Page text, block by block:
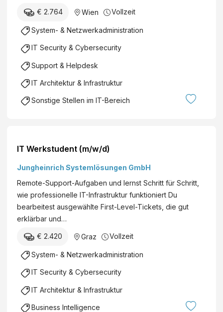
€ 2.764 Wien Vollzeit
System- & Netzwerkadministration
IT Security & Cybersecurity
Support & Helpdesk
IT Architektur & Infrastruktur
Sonstige Stellen im IT-Bereich
IT Werkstudent (m/w/d)
Jungheinrich Systemlösungen GmbH
Remote-Support-Aufgaben und lernst Schritt für Schritt,
wie professionelle IT-Infrastruktur funktioniert Du
bearbeitest ausgewählte First-Level-Tickets, die gut
erklärbar und…
€ 2.420 Graz Vollzeit
System- & Netzwerkadministration
IT Security & Cybersecurity
IT Architektur & Infrastruktur
Business Intelligence